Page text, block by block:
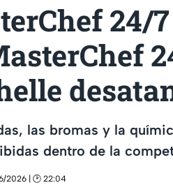
24/
las bromas y la
dentro de la
2026 | 🕑 22:04